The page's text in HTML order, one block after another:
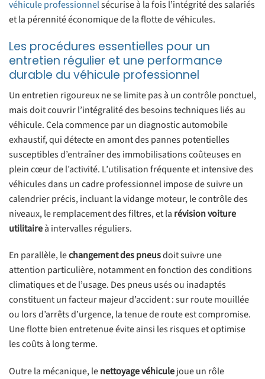
véhicule professionnelsécurise à la fois l’intégrité des salariés
et la pérennité économique de la flotte de véhicules.
Les procédures essentielles pour un
entretien régulier et une performance
durable du véhicule professionnel
Un entretien rigoureux ne se limite pas à un contrôle ponctuel,
mais doit couvrir l’intégralité des besoins techniques liés au
véhicule. Cela commence par un diagnostic automobile
exhaustif, qui détecte en amont des pannes potentielles
susceptibles d’entraîner des immobilisations coûteuses en
plein cœur de l’activité. L’utilisation fréquente et intensive des
véhicules dans un cadre professionnel impose de suivre un
calendrier précis, incluant la vidange moteur, le contrôle des
niveaux, le remplacement des filtres, et la révision voiture
utilitaireà intervalles réguliers.
En parallèle, lechangement des pneusdoit suivre une
attention particulière, notamment en fonction des conditions
climatiques et de l’usage. Des pneus usés ou inadaptés
constituent un facteur majeur d’accident : sur route mouillée
ou lors d’arrêts d’urgence, la tenue de route est compromise.
Une flotte bien entretenue évite ainsi les risques et optimise
les coûts à long terme.
Outre la mécanique, lenettoyage véhiculejoue un rôle